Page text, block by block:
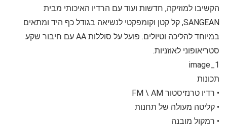
הקשיבו למוזיקה, חדשות ועוד עם הרדיו האיכותי מבית
SANGEAN, קל קטן וקומפקטי לנשיאה בגודל כף היד ומתאים
במיוחד להליכה וטיולים. פועל על סוללות AA עם חיבור שקע
סטריאופוני לאוזניות.
image_1
תכונות
• רדיו טרנזיסטור FM \ AM
• קליטה מעולה של תחנות
• רמקול מובנה